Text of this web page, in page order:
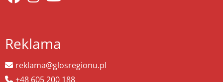
Reklama
reklama@glosregionu.pl
+48 605 200 188